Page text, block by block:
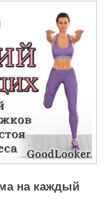
на каждый